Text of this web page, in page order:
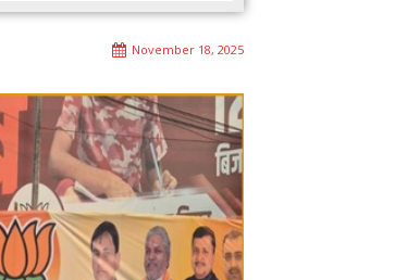
November 18, 2025